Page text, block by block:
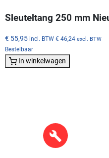
Sleuteltang 250 mm
€ 55,95 incl. BTW € 46,24 excl. BTW
Bestelbaar
In winkelwagen
build